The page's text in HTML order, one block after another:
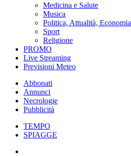
Medicina e Salute
Musica
Politica, Attualità, Economia
Sport
Religione
PROMO
Live Streaming
Previsioni Meteo
Abbonati
Annunci
Necrologie
Pubblicità
TEMPO
SPIAGGE